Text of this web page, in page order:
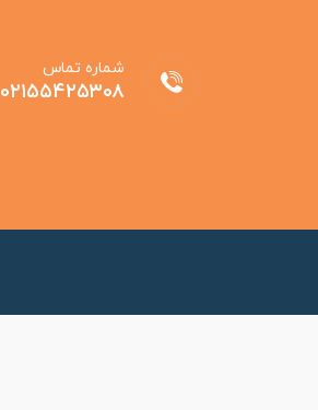
شماره تماس
۰۲۱۵۵۴۲۵۳۰۸